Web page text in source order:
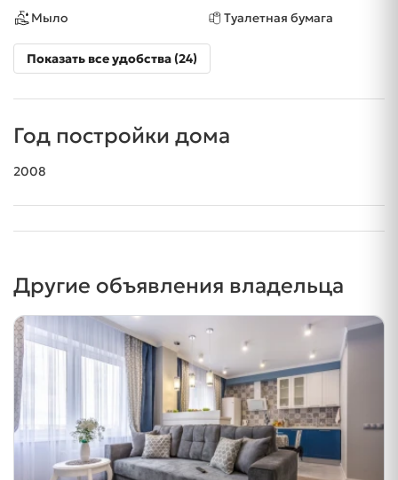
Мыло
Туалетная бумага
Показать все удобства (24)
Год постройки дома
2008
Другие объявления владельца